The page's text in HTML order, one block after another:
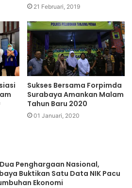
21 Februari, 2019
Sukses Bersama Forpimda
Surabaya Amankan Malam
Tahun Baru 2020
01 Januari, 2020
Penghargaan Nasional,
Buktikan Satu Data NIK Pacu
Ekonomi